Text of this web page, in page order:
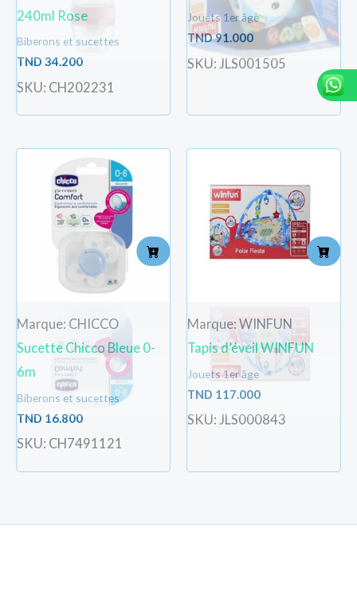
240ml Rose
Biberons et sucettes
TND 34.200
SKU: CH202231
Jouets 1er âge
TND91.000
SKU: JLS001505
Marque: CHICCO
Sucette Chicco Bleue 0-
6m
Biberons et sucettes
TND 16.800
SKU: CH7491121
Marque: WINFUN
Tapis d’éveil WINFUN
Jouets 1er âge
TND 117.000
SKU: JLS000843